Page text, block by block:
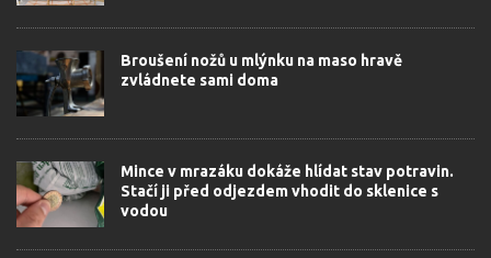
Broušení nožů u mlýnku na maso hravě
zvládnete sami doma
Mince v mrazáku dokáže hlídat stav potravin.
Stačí ji před odjezdem vhodit do sklenice s
vodou